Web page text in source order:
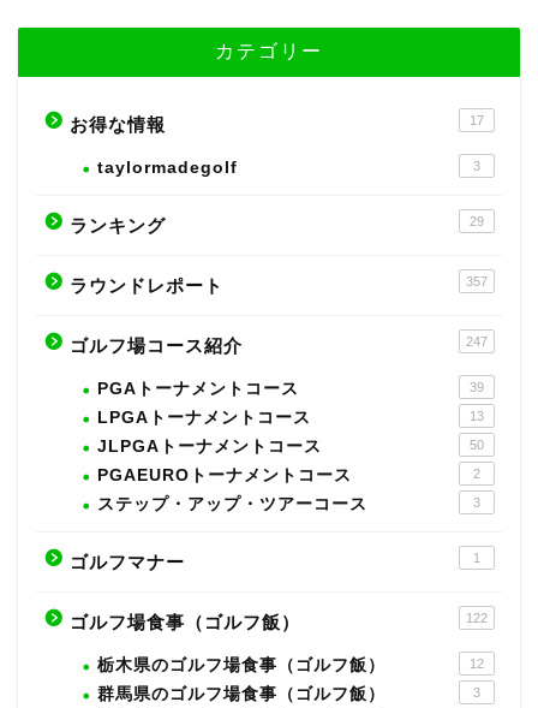
カテゴリー
お得な情報 17
taylormadegolf 3
ランキング 29
ラウンドレポート 357
ゴルフ場コース紹介 247
PGAトーナメントコース 39
LPGAトーナメントコース 13
JLPGAトーナメントコース 50
PGAEUROトーナメントコース 2
ステップ・アップ・ツアーコース 3
ゴルフマナー 1
ゴルフ場食事（ゴルフ飯） 122
栃木県のゴルフ場食事（ゴルフ飯） 12
群馬県のゴルフ場食事（ゴルフ飯） 3